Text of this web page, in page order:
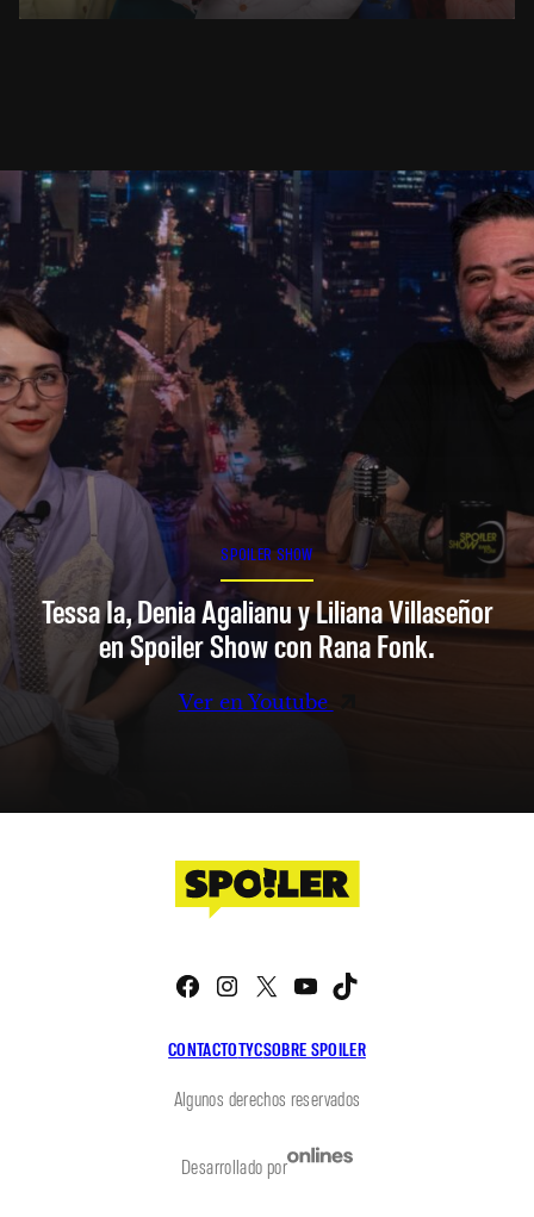
SPOILER SHOW
Tessa Ia, Denia Agalianu y Liliana Villaseñor
en Spoiler Show con Rana Fonk.
Ver en Youtube
CONTACTOTYCSOBRE SPOILER
Facebook
Instagram
X YouTube
Algunos derechos reservados
Desarrollado por